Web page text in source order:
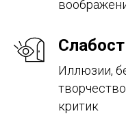
Иллюзии,
критик